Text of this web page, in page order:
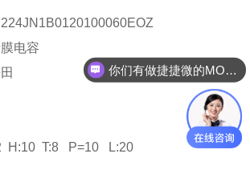
电容
H:10 T:8 P=10 L:20